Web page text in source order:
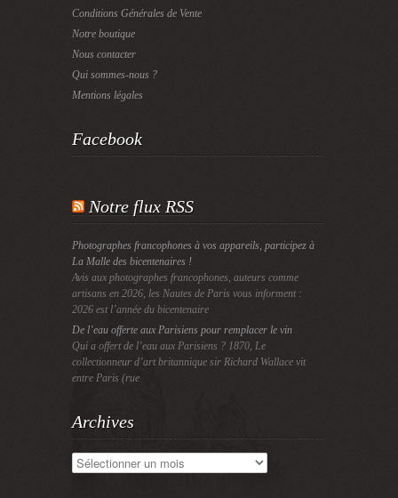
Conditions Générales de Vente
Notre boutique
Nous contacter
Qui sommes-nous ?
Mentions légales
Facebook
Notre flux RSS
Photographes francophones à vos appareils, participez à
La Malle des bicentenaires !
Avis aux photographes francophones, auteurs comme
artisans en 2026, les Nautes de Paris vous informent :
2026 est l’année du bicentenaire
De l’eau offerte aux Parisiens pour remplacer le vin
Qui a offert de l’eau aux Parisiens ? 1870, Le
collectionneur d’art britannique sir Richard Wallace vit
entre Paris (rue
Archives
Archives